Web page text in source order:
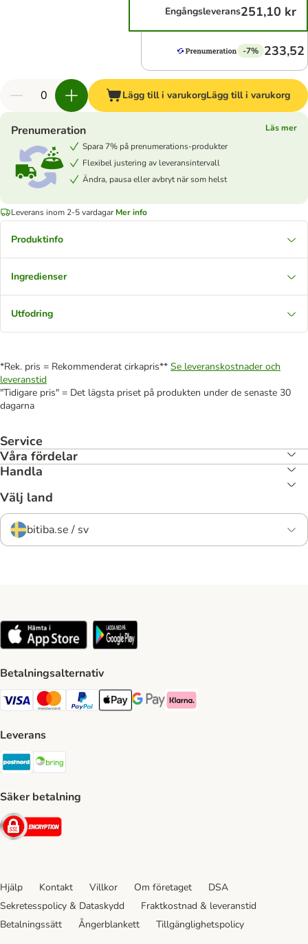
Engångsleverans251,10 kr
-7% 233,52
Lägg till i varukorgLägg till i varukorg
Prenumeration
Läs mer
Spara 7% på prenumerations-produkter
Flexibel justering av leveransintervall
Ändra, pausa eller avbryt när som helst
Leverans inom 2-5 vardagar Mer info
Produktinfo
Ingredienser
Utfodring
*Rek. pris = Rekommenderat cirkapris** Se leveranskostnader och
leveranstid
"Tidigare pris" = Det lägsta priset på produkten under de senaste 30
dagarna
Service
Våra fördelar
Handla
Välj land
bitiba.se / sv
Betalningsalternativ
VISA Payment Method
Mastercard Payment Method
Paypal Payment Method
Apple Pay Payment Method
Google Pay Payment Method
Klarna Payment Method
Leverans
Postnord Shipping Method
Säker betalning
Security
Hjälp Kontakt Villkor Om företaget
DSA
Sekretesspolicy & Dataskydd
Fraktkostnad & leveranstid
Betalningssätt
Ångerblankett Tillgänglighetspolicy